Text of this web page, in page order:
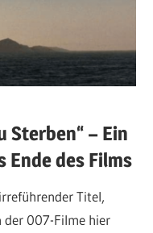
Sterben“ – Ein
Ende des Films
Titel,
der 007-Filme hier